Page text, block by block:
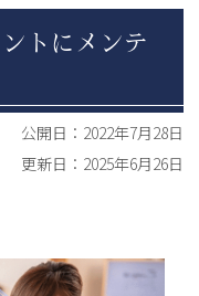
トにメンテ
公開日： 2022年7月28日
更新日： 2025年6月26日